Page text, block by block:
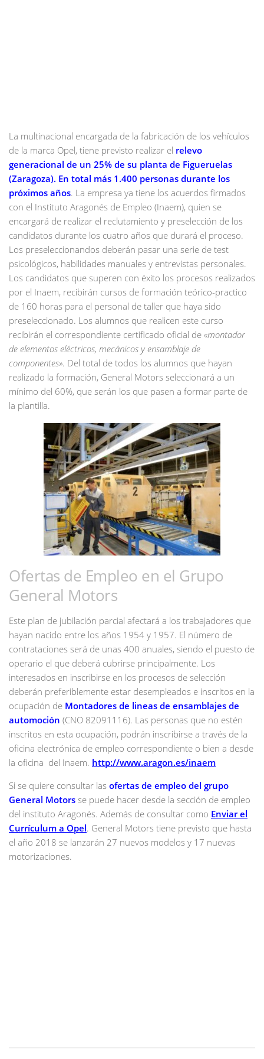
La multinacional encargada de la fabricación de los vehículos
de la marca Opel, tiene previsto realizar el relevo
generacional de un 25% de su planta de Figueruelas
(Zaragoza). En total más 1.400 personas durante los
próximos años. La empresa ya tiene los acuerdos firmados
con el Instituto Aragonés de Empleo (Inaem), quien se
encargará de realizar el reclutamiento y preselección de los
candidatos durante los cuatro años que durará el proceso.
Los preseleccionandos deberán pasar una serie de test
psicológicos, habilidades manuales y entrevistas personales.
Los candidatos que superen con éxito los procesos realizados
por el Inaem, recibirán cursos de formación teórico-practico
de 160 horas para el personal de taller que haya sido
preseleccionado. Los alumnos que realicen este curso
recibirán el correspondiente certificado oficial de «montador
de elementos eléctricos, mecánicos y ensamblaje de
componentes». Del total de todos los alumnos que hayan
realizado la formación, General Motors seleccionará a un
mínimo del 60%, que serán los que pasen a formar parte de
la plantilla.
Ofertas de Empleo en el Grupo
General Motors
Este plan de jubilación parcial afectará a los trabajadores que
hayan nacido entre los años 1954 y 1957. El número de
contrataciones será de unas 400 anuales, siendo el puesto de
operario el que deberá cubrirse principalmente. Los
interesados en inscribirse en los procesos de selección
deberán preferiblemente estar desempleados e inscritos en la
ocupación de Montadores de lineas de ensamblajes de
automoción (CNO 82091116). Las personas que no estén
inscritos en esta ocupación, podrán inscribirse a través de la
oficina electrónica de empleo correspondiente o bien a desde
la oficina del Inaem. http://www.aragon.es/inaem
Si se quiere consultar las ofertas de empleo del grupo
General Motors se puede hacer desde la sección de empleo
del instituto Aragonés. Además de consultar como Enviar el
Currículum a Opel. General Motors tiene previsto que hasta
el año 2018 se lanzarán 27 nuevos modelos y 17 nuevas
motorizaciones.